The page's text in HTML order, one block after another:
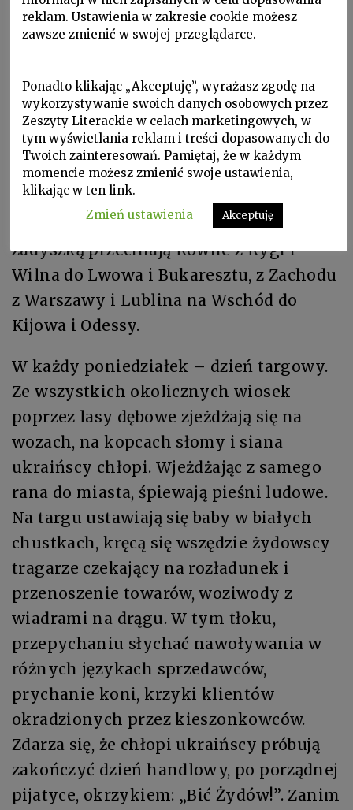
Polskiej Macierzy, gimnazjum
ukraińskie, rosyjskie, hebrajskie
Gimnazjum Kościuszki przy
Dubieckiego. Tyle różnych narodowości,
mówi się teraz, że Polska jest tyglem
narodów. Od czasu jak wybudowano u
was tory kolejowe, stacja leży zaraz
niedaleko rzeki, pociągi z parową
zadyszką przecinają Równe z Rygi i
Wilna do Lwowa i Bukaresztu, z Zachodu
z Warszawy i Lublina na Wschód do
Kijowa i Odessy.
W każdy poniedziałek – dzień targowy.
Ze wszystkich okolicznych wiosek
poprzez lasy dębowe zjeżdżają się na
wozach, na kopcach słomy i siana
ukraińscy chłopi. Wjeżdżając z samego
rana do miasta, śpiewają pieśni ludowe.
Na targu ustawiają się baby w białych
chustkach, kręcą się wszędzie żydowscy
tragarze czekający na rozładunek i
przenoszenie towarów, woziwody z
wiadrami na drągu. W tym tłoku,
przepychaniu słychać nawoływania w
różnych językach sprzedawców,
prychanie koni, krzyki klientów
okradzionych przez kieszonkowców.
Zdarza się, że chłopi ukraińscy próbują
zakończyć dzień handlowy, po porządnej
pijatyce, okrzykiem: „Bić Żydów!”. Zanim
reklam. Ustawienia w zakresie cookie możesz
zawsze zmienić w swojej przeglądarce.
Ponadto klikając „Akceptuję”, wyrażasz zgodę na
wykorzystywanie swoich danych osobowych przez
Zeszyty Literackie w celach marketingowych, w
tym wyświetlania reklam i treści dopasowanych do
Twoich zainteresowań. Pamiętaj, że w każdym
momencie możesz zmienić swoje ustawienia,
klikając w ten link.
Zmień ustawienia
Akceptuję